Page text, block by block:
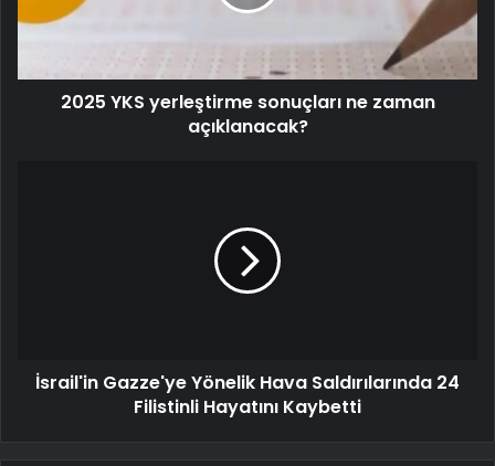
2025 YKS yerleştirme sonuçları ne zaman
açıklanacak?
İsrail'in Gazze'ye Yönelik Hava Saldırılarında 24
Filistinli Hayatını Kaybetti